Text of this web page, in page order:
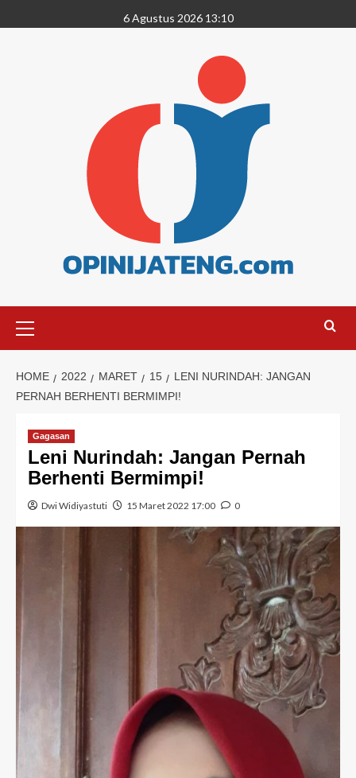
6 Agustus 2026 13:10
HOME 2022 MARET 15
LENI NURINDAH: JANGAN
PERNAH BERHENTI BERMIMPI!
Gagasan
Leni Nurindah: Jangan Pernah
Berhenti Bermimpi!
Dwi Widiyastuti 15 Maret 2022 17:00 0